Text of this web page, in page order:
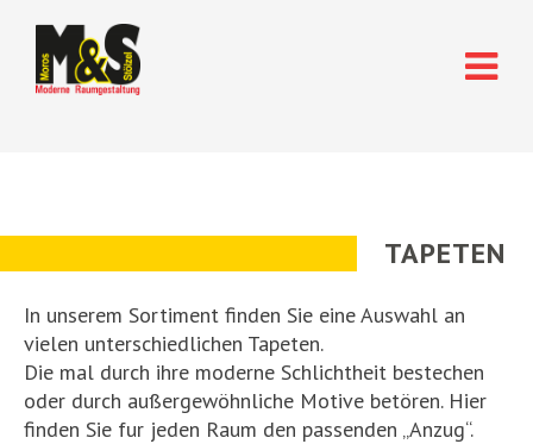
TAPETEN
In unserem Sortiment finden Sie eine Auswahl an
vielen unterschiedlichen Tapeten.
Die mal durch ihre moderne Schlichtheit bestechen
oder durch außergewöhnliche Motive betören. Hier
finden Sie fur jeden Raum den passenden „Anzug“.